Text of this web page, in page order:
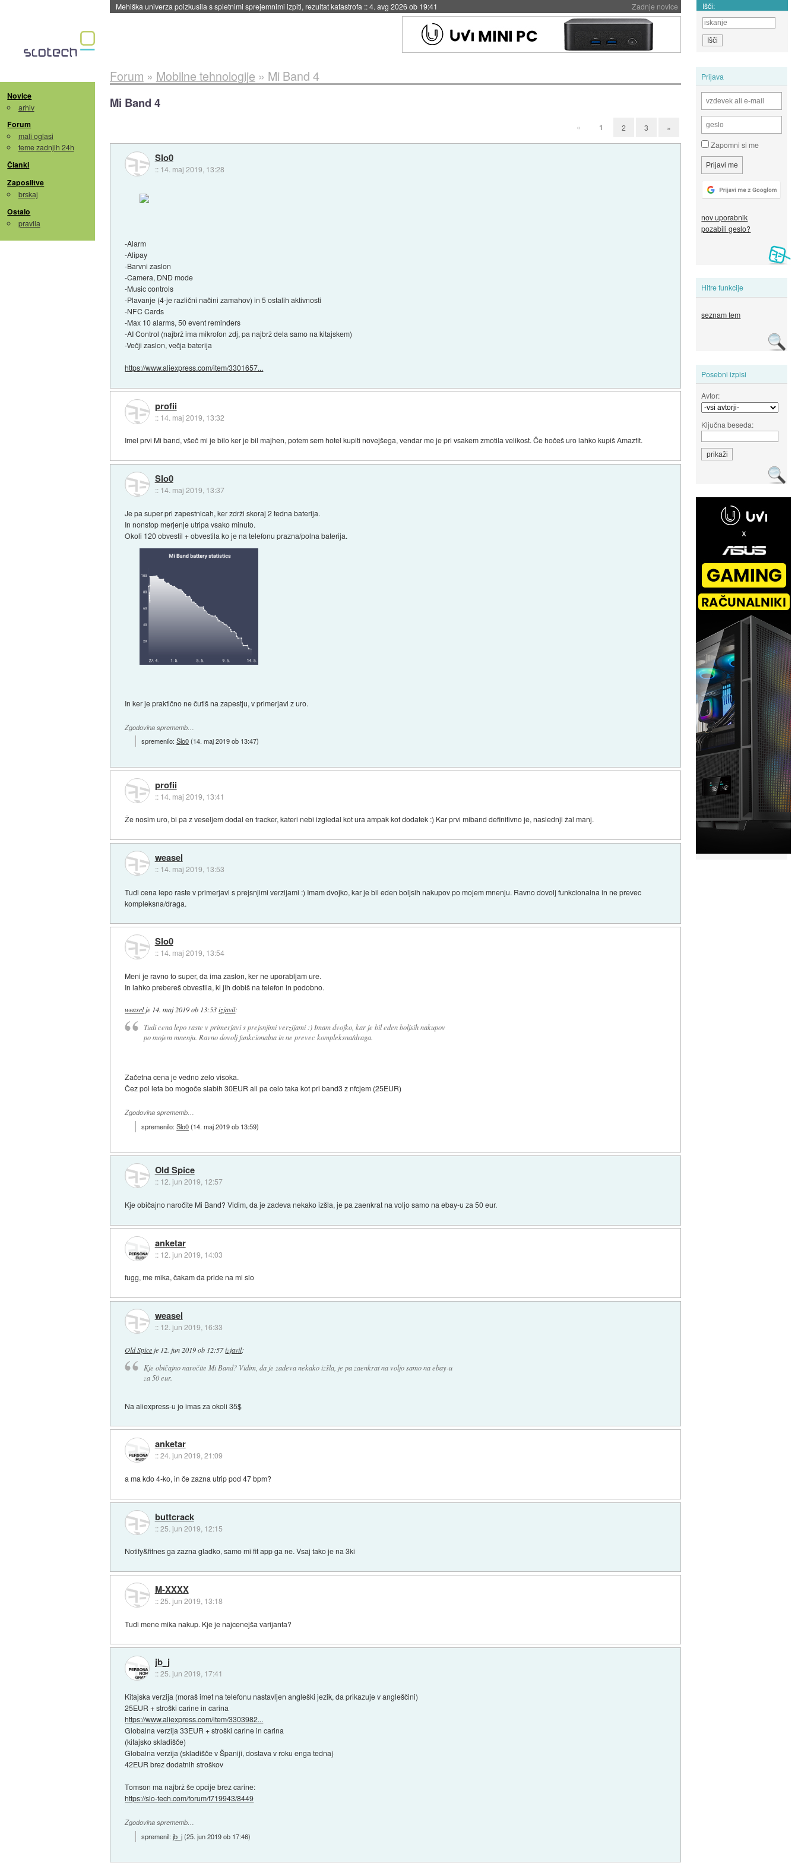
Zadnje novice
Evropska vesoljska agencija razvija svojo raketo za večkratno uporabo::4. avg 2026 ob 19:41 Išči:
Novice
arhiv
Forum
mali oglasi
teme zadnjih 24h
Članki
Zaposlitve
brskaj
Ostalo
pravila
Prijava
Zapomni si me
nov uporabnik
pozabili geslo?
Hitre funkcije
seznam tem
Posebni izpisi
Avtor:
Ključna beseda:
Forum » Mobilne tehnologije » Mi Band 4
Mi Band 4
« 1 2 3 »
Slo0
:: 14. maj 2019, 13:28
-Alarm
-Alipay
-Barvni zaslon
-Camera, DND mode
-Music controls
-Plavanje (4-je različni načini zamahov) in 5 ostalih aktivnosti
-NFC Cards
-Max 10 alarms, 50 event reminders
-AI Control (najbrž ima mikrofon zdj, pa najbrž dela samo na kitajskem)
-Večji zaslon, večja baterija
https://www.aliexpress.com/item/3301657...
profii
:: 14. maj 2019, 13:32
Imel prvi Mi band, všeč mi je bilo ker je bil majhen, potem sem hotel kupiti novejšega, vendar me je pri vsakem zmotila velikost. Če hočeš uro lahko kupiš Amazfit.
Slo0
:: 14. maj 2019, 13:37
Je pa super pri zapestnicah, ker zdrži skoraj 2 tedna baterija.
In nonstop merjenje utripa vsako minuto.
Okoli 120 obvestil + obvestila ko je na telefonu prazna/polna baterija.
In ker je praktično ne čutiš na zapestju, v primerjavi z uro.
Zgodovina sprememb…
spremenilo:Slo0(14. maj 2019 ob 13:47)
profii
:: 14. maj 2019, 13:41
Že nosim uro, bi pa z veseljem dodal en tracker, kateri nebi izgledal kot ura ampak kot dodatek :) Kar prvi miband definitivno je, naslednji žal manj.
weasel
:: 14. maj 2019, 13:53
Tudi cena lepo raste v primerjavi s prejsnjimi verzijami :) Imam dvojko, kar je bil eden boljsih nakupov po mojem mnenju. Ravno dovolj funkcionalna in ne prevec
kompleksna/draga.
Slo0
:: 14. maj 2019, 13:54
Meni je ravno to super, da ima zaslon, ker ne uporabljam ure.
In lahko prebereš obvestila, ki jih dobiš na telefon in podobno.
weaselje 14. maj 2019 ob 13:53 izjavil:
Tudi cena lepo raste v primerjavi s prejsnjimi verzijami :) Imam dvojko, kar je bil eden boljsih nakupov
po mojem mnenju. Ravno dovolj funkcionalna in ne prevec kompleksna/draga.
Začetna cena je vedno zelo visoka.
Čez pol leta bo mogoče slabih 30EUR ali pa celo taka kot pri band3 z nfcjem (25EUR)
Zgodovina sprememb…
spremenilo:Slo0(14. maj 2019 ob 13:59)
Old Spice
:: 12. jun 2019, 12:57
Kje običajno naročite Mi Band? Vidim, da je zadeva nekako izšla, je pa zaenkrat na voljo samo na ebay-u za 50 eur.
anketar
:: 12. jun 2019, 14:03
fugg, me mika, čakam da pride na mi slo
weasel
:: 12. jun 2019, 16:33
Old Spice je 12. jun 2019 ob 12:57izjavil:
Kje običajno naročite Mi Band? Vidim, da je zadeva nekako izšla, je pa zaenkrat na voljo samo na ebay-u
za 50 eur.
Na aliexpress-u jo imas za okoli 35$
anketar
::24. jun 2019, 21:09
a ma kdo 4-ko, in če zazna utrip pod 47 bpm?
buttcrack
::25. jun 2019, 12:15
Notify&fitnes ga zazna gladko, samo mi fit app ga ne. Vsaj tako je na 3ki
M-XXXX
::25. jun 2019, 13:18
Tudi mene mika nakup. Kje je najcenejša varijanta?
jb_j
::25. jun 2019, 17:41
Kitajska verzija (moraš imet na telefonu nastavljen angleški jezik, da prikazuje v angleščini)
25EUR + stroški carine in carina
https://www.aliexpress.com/item/3303982...
Globalna verzija 33EUR + stroški carine in carina
(kitajsko skladišče)
Globalna verzija (skladišče v Španiji, dostava v roku enga tedna)
42EUR brez dodatnih stroškov
Tomson ma najbrž še opcije brez carine:
https://slo-tech.com/forum/t719943/8449
Zgodovina sprememb…
spremenil:jb_j(25. jun 2019 ob 17:46)